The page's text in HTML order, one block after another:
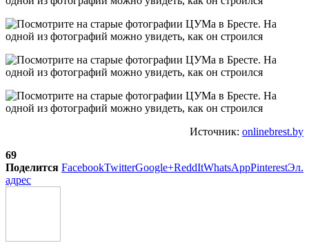
Источник: onlinebrest.by
69
Поделится FacebookTwitterGoogle+ReddItWhatsAppPinterestЭл.
адрес